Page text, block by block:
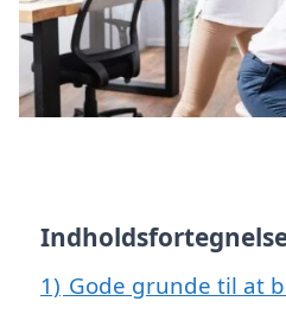
1) Gode grunde til at